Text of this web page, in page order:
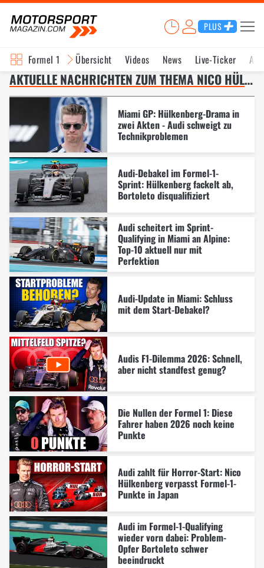
PLUS
Formel 1 Übersicht Videos News Live-Ticker
AKTUELLE NACHRICHTEN ZUM THEMA NICO HÜLKENBERG – SEITE 3
Miami GP: Hülkenberg-Drama in
zwei Akten - Audi schweigt zu
Technikproblemen
Audi-Debakel im Formel-1-
Sprint: Hülkenberg fackelt ab,
Bortoleto disqualifiziert
Audi scheitert im Sprint-
Qualifying in Miami an Alpine:
Top-10 aktuell nur mit
Perfektion
Audi-Update in Miami: Schluss
mit dem Start-Debakel?
Audis F1-Dilemma 2026: Schnell,
aber nicht standfest genug?
Die Nullen der Formel 1: Diese
Fahrer haben 2026 noch keine
Punkte
Audi zahlt für Horror-Start: Nico
Hülkenberg verpasst Formel-1-
Punkte in Japan
Audi im Formel-1-Qualifying
wieder vorn dabei: Problem-
Opfer Bortoleto schwer
beeindruckt